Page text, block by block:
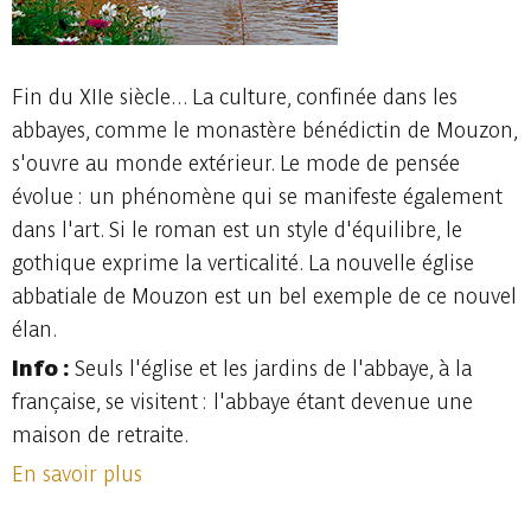
Fin du XIIe siècle... La culture, confinée dans les
abbayes, comme le monastère bénédictin de Mouzon,
s'ouvre au monde extérieur. Le mode de pensée
évolue : un phénomène qui se manifeste également
dans l'art. Si le roman est un style d'équilibre, le
gothique exprime la verticalité. La nouvelle église
abbatiale de Mouzon est un bel exemple de ce nouvel
élan.
Info : Seuls l'église et les jardins de l'abbaye, à la
française, se visitent : l'abbaye étant devenue une
maison de retraite.
En savoir plus